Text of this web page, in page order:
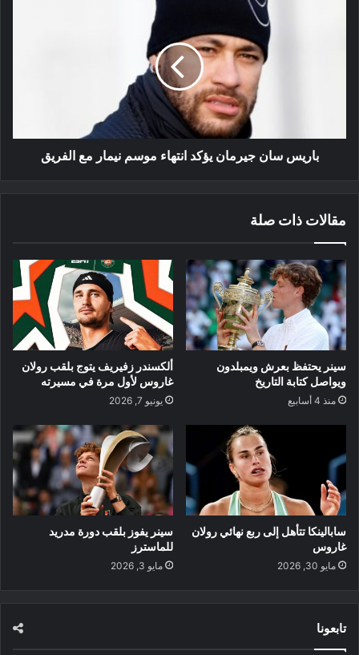
الفريق
باريس سان جيرمان يؤكد انتهاء موسم نيمار مع الفريق
مقالات ذات صلة
سينر يحتفظ بعرش ويمبلدون
ويواصل كتابة التاريخ
منذ 4 أسابيع
ألكسندر زفيريف يتوج بلقب رولان
غاروس لأول مرة في مسيرته
يونيو 7, 2026
سابالينكا تتأهل إلى ربع نهائي رولان
غاروس
مايو 30, 2026
سينر يفوز بلقب دورة مدريد
للماسترز
مايو 3, 2026
تابعونا